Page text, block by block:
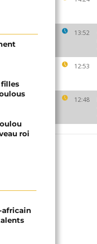
13:52
12:53
12:48
filles
roi
africain